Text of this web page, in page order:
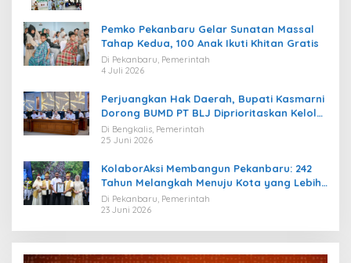
Pemko Pekanbaru Gelar Sunatan Massal
Tahap Kedua, 100 Anak Ikuti Khitan Gratis
Di Pekanbaru, Pemerintah
4 Juli 2026
Perjuangkan Hak Daerah, Bupati Kasmarni
Dorong BUMD PT BLJ Diprioritaskan Kelola
Migas
Di Bengkalis, Pemerintah
25 Juni 2026
KolaborAksi Membangun Pekanbaru: 242
Tahun Melangkah Menuju Kota yang Lebih
Maju
Di Pekanbaru, Pemerintah
23 Juni 2026